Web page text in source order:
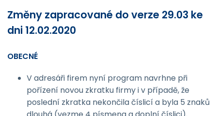
Změny zapracované do verze 29.03 ke
dni 12.02.2020
OBECNÉ
V adresáři firem nyní program navrhne při
pořízení novou zkratku firmy i v případě, že
poslední zkratka nekončila číslicí a byla 5 znaků